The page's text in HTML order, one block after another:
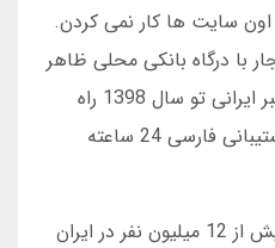
اون سایت ها کار نمی کردن.
با درگاه بانکی محلی ظاهر
شدن. یادمه اولین سایت معتبر ایرانی تو سال 1398 راه
اندازی شد. اون موقع هنوز پشتیبانی فارسی 24 ساعته
بر اساس آمار مارس 2025، بیش از 12 میلیون نفر در ایران